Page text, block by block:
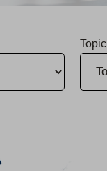
Topic